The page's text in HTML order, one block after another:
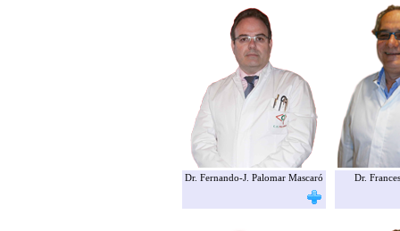
Dr. Fernando-J. Palomar Mascaró Dr.